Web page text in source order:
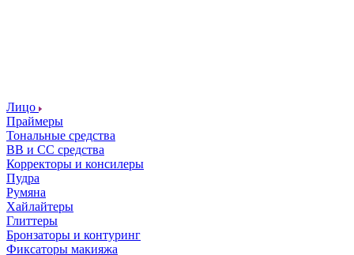
Лицо
Праймеры
Тональные средства
ВВ и СС средства
Корректоры и консилеры
Пудра
Румяна
Хайлайтеры
Глиттеры
Бронзаторы и контуринг
Фиксаторы макияжа